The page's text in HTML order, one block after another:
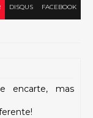
DISQUS FACEBOOK
encarte, mas